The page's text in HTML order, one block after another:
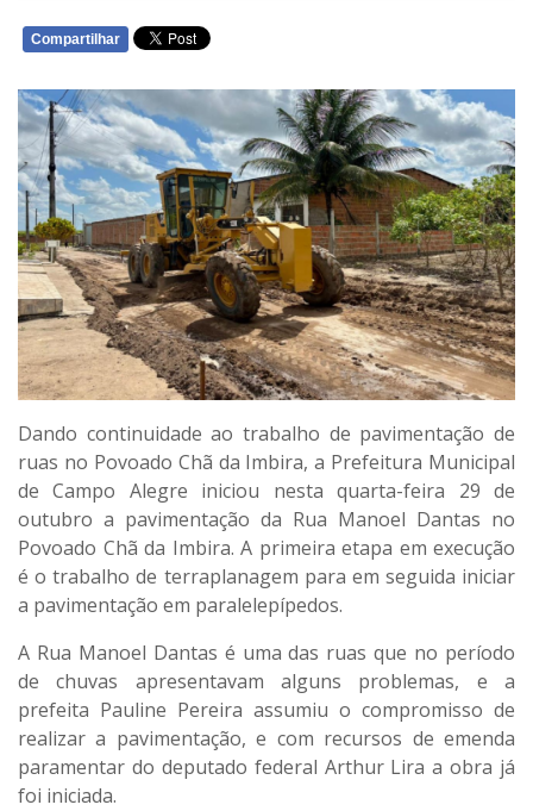
Compartilhar
Dando continuidade ao trabalho de pavimentação de
ruas no Povoado Chã da Imbira, a Prefeitura Municipal
de Campo Alegre iniciou nesta quarta-feira 29 de
outubro a pavimentação da Rua Manoel Dantas no
Povoado Chã da Imbira. A primeira etapa em execução
é o trabalho de terraplanagem para em seguida iniciar
a pavimentação em paralelepípedos.
A Rua Manoel Dantas é uma das ruas que no período
de chuvas apresentavam alguns problemas, e a
prefeita Pauline Pereira assumiu o compromisso de
realizar a pavimentação, e com recursos de emenda
paramentar do deputado federal Arthur Lira a obra já
foi iniciada.